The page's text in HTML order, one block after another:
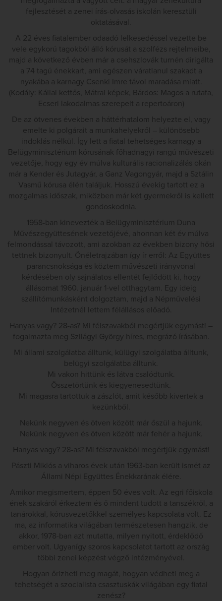
fejlesztését a zenei írás-olvasás iskolán keresztüli
oktatásával.
A 22 éves fiatalember odaadó lelkesedéssel vezette be
vele egykorú tagokból álló kórusát a szolfézs rejtelmeibe,
majd a következő évben már a csehszlovák turnén dirigálta
a 74 tagú énekkart, ami egészen váratlanul szakadt a
nyakába a karnagy Csenki Imre távol maradása miatt.
(Kodály: Kállai kettős, Mátrai képek, Bárdos: Magos a rutafa,
Ecseri lakodalmas szerepelt a repertoáron)
De az ötvenes években a háttérhatalom helyezte el, vagy
emelte ki polgárait a munkahelyekről – különösebb
indoklás nélkül. Így lett a fiatal tehetséges karnagy a
Belügyminisztérium kórusának főhadnagyi rangú művészeti
vezetője, hogy egy év múlva kulturális racionalizálás okán
már a Kender és Jutagyár, a Ganz Vagongyár, majd a Sztálin
Vasmű kórusa élén találjuk. Hosszú évekig tartott ez a
mozgalmas időszak, miközben már két gyermekről is kellett
gondoskodnia.
1958-ban kinevezték a Belügyminisztérium Duna
Művészegyüttesének vezetőjévé, ahonnan két év múlva
felmondással távozott, ami azokban az években bizony hősi
tettnek bizonyult. Önéletrajzában így ír erről: Az Együttes
parancsnoksága és köztem művészeti irányvonal
kérdésében oly sajnálatos ellentét fejlődött ki, hogy
állásomat 1960. január 1-vel otthagytam. Egy ideig
szállítómunkásként dolgoztam, majd a Népművelési
Intézetnél lettem félállásos előadó.
Hanyas vagy? 28-as? Mi félszavakból megértjük egymást! –
fogalmazta meg Szilágyi György híres, megrázó írásában.
Mi állami szolgálatba álltunk, külügyi szolgálatba álltunk,
belügyi szolgálatba álltunk.
Mi vakon hittünk és látva csalódtunk.
Összetörtünk és kiegyenesedtünk.
Mi magasra tartottuk a zászlót, amit később kivertek a
kezünkből.
Nekünk negyven és ötven között már őszül a hajunk.
Nekünk negyven és ötven között már fehér a hajunk.
Hanyas vagy? 28-as? Mi félszavakból megértjük egymást!
Pászti Miklós a viharos évek után 1963-ban került ismét az
Állami Népi Együttes Énekkarának élére.
Amikor megismertem, éppen 50 éves volt. Az egri főiskola
ének szakáról érkeztem és ő mindent tudott a tanszékről, a
tanárokkal, kórusvezetőkkel személyes kapcsolata volt. Ez
ma, az informatika világában természetesen hangzik, de
akkor, 1978-ban azt mutatta, milyen nyitott, érdeklődő
ember volt. Ugyanígy szoros kapcsolatot tartott az ország
többi zenei képzést végző intézményével.
Hogyan őrizheti meg magát, hogyan védheti meg a
tehetségét a szocialista csasztuskák világában egy fiatal
zenész?